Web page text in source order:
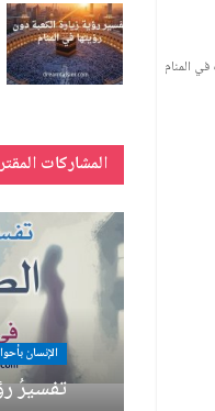
المنام
المشاركات
الإنسان
تفسيرُ